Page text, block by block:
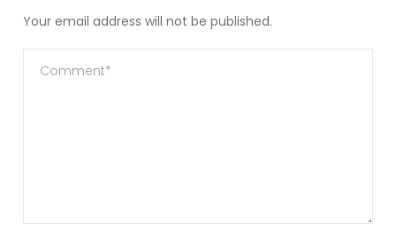
Your email address will not be published.